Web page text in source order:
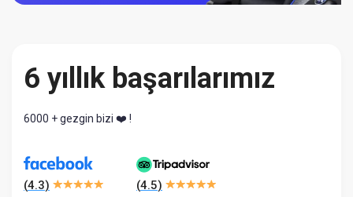
6 yıllık başarılarımız
6000 + gezgin bizi ❤️ !
(4.3) (4.5)